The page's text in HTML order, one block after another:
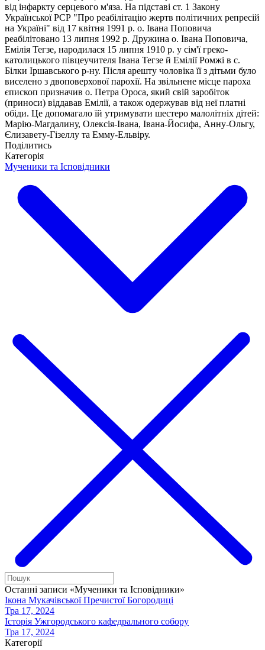
від інфаркту серцевого м'яза. На підставі ст. 1 Закону
Української РСР "Про реабілітацію жертв політичних репресій
на Україні" від 17 квітня 1991 р. о. Івана Поповича
реабілітовано 13 липня 1992 р. Дружина о. Івана Поповича,
Емілія Тегзе, народилася 15 липня 1910 р. у сім'ї греко-
католицького півцеучителя Івана Тегзе й Емілії Ромжі в с.
Білки Іршавського р-ну. Після арешту чоловіка її з дітьми було
виселено з двоповерхової парохії. На звільнене місце пароха
єпископ призначив о. Петра Ороса, який свій заробіток
(приноси) віддавав Емілії, а також одержував від неї платні
обіди. Це допомагало їй утримувати шестеро малолітніх дітей:
Марію-Магдалину, Олексія-Івана, Івана-Йосифа, Анну-Ольгу,
Єлизавету-Гізеллу та Емму-Ельвіру.
Поділитись
Категорія
Мученики та Ісповідники
Останні записи «Мученики та Ісповідники»
Ікона Мукачівської Пречистої Богородиці
Тра 17, 2024
Історія Ужгородського кафедрального собору
Тра 17, 2024
Категорії